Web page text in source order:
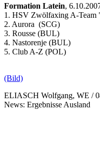
Formation Latein,
1. HSV Zwölfaxing A-
2. Aurora (SCG)
3. Rousse (BUL)
4. Nastorenje (BUL)
5. Club A-Z (POL)
(Bild)
ELIASCH Wolfgang, WE /
News: Ergebnisse Ausland